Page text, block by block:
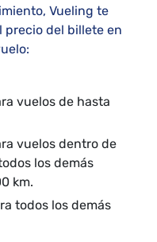
Vueling te
precio del billete en
vuelos de hasta
vuelos dentro de
los demás
km.
todos los demás